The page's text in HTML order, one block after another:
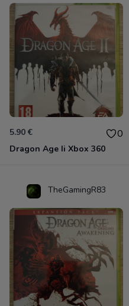
5.90 € 0
Dragon Age Ii Xbox 360
TheGamingR83